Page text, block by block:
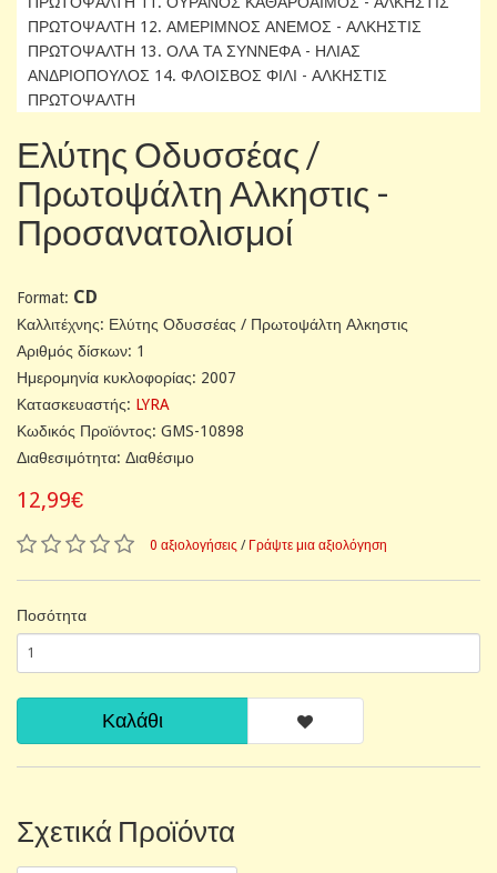
ΠΡΩΤΟΨΑΛΤΗ 12. ΑΜΕΡΙΜΝΟΣ ΑΝΕΜΟΣ - ΑΛΚΗΣΤΙΣ
ΠΡΩΤΟΨΑΛΤΗ 13. ΟΛΑ ΤΑ ΣΥΝΝΕΦΑ - ΗΛΙΑΣ
ΑΝΔΡΙΟΠΟΥΛΟΣ 14. ΦΛΟΙΣΒΟΣ ΦΙΛΙ - ΑΛΚΗΣΤΙΣ
ΠΡΩΤΟΨΑΛΤΗ
Ελύτης Οδυσσέας /
Πρωτοψάλτη Αλκηστις -
Προσανατολισμοί
Format: CD
Καλλιτέχνης: Ελύτης Οδυσσέας / Πρωτοψάλτη Αλκηστις
Αριθμός δίσκων: 1
Ημερομηνία κυκλοφορίας: 2007
Κατασκευαστής: LYRA
Κωδικός Προϊόντος: GMS-10898
Διαθεσιμότητα: Διαθέσιμο
12,99€
0 αξιολογήσεις / Γράψτε μια αξιολόγηση
Ποσότητα
Καλάθι
Σχετικά Προϊόντα